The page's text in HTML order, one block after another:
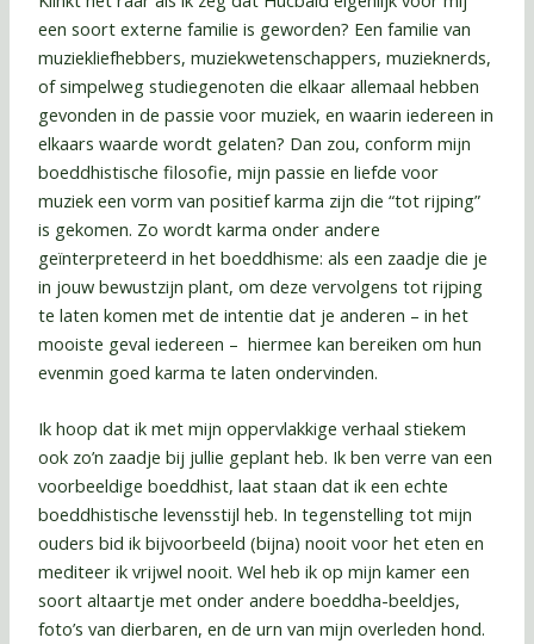
een soort externe familie is geworden? Een familie van
muziekliefhebbers, muziekwetenschappers, muzieknerds,
of simpelweg studiegenoten die elkaar allemaal hebben
gevonden in de passie voor muziek, en waarin iedereen in
elkaars waarde wordt gelaten? Dan zou, conform mijn
boeddhistische filosofie, mijn passie en liefde voor
muziek een vorm van positief karma zijn die “tot rijping”
is gekomen. Zo wordt karma onder andere
geïnterpreteerd in het boeddhisme: als een zaadje die je
in jouw bewustzijn plant, om deze vervolgens tot rijping
te laten komen met de intentie dat je anderen – in het
mooiste geval iedereen – hiermee kan bereiken om hun
evenmin goed karma te laten ondervinden.
Ik hoop dat ik met mijn oppervlakkige verhaal stiekem
ook zo’n zaadje bij jullie geplant heb. Ik ben verre van een
voorbeeldige boeddhist, laat staan dat ik een echte
boeddhistische levensstijl heb. In tegenstelling tot mijn
ouders bid ik bijvoorbeeld (bijna) nooit voor het eten en
mediteer ik vrijwel nooit. Wel heb ik op mijn kamer een
soort altaartje met onder andere boeddha-beeldjes,
foto’s van dierbaren, en de urn van mijn overleden hond.